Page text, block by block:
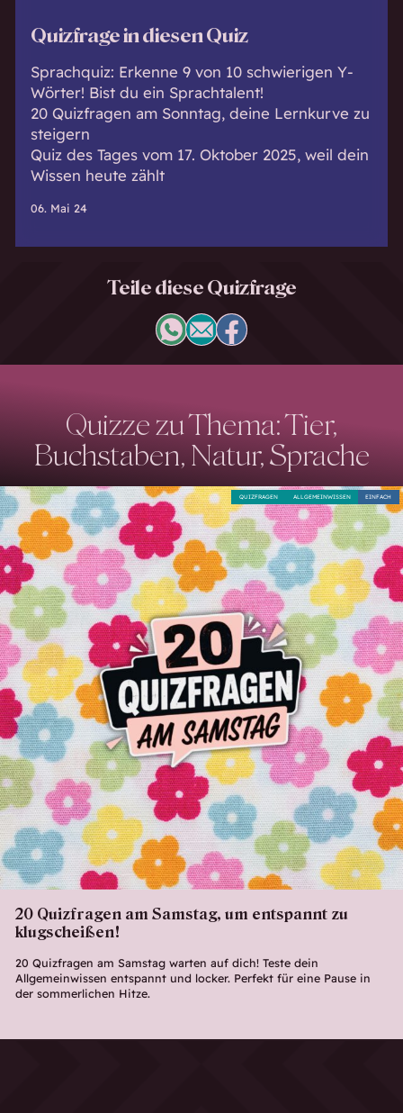
Quizfrage in diesen Quiz
Sprachquiz: Erkenne 9 von 10 schwierigen Y-
Wörter! Bist du ein Sprachtalent!
20 Quizfragen am Sonntag, deine Lernkurve zu
steigern
Quiz des Tages vom 17. Oktober 2025, weil dein
Wissen heute zählt
06. Mai 24
Teile diese Quizfrage
Quizze zu Thema: Tier,
Buchstaben, Natur, Sprache
20 Quizfragen am Samstag, um entspannt zu
klugscheißen!
20 Quizfragen am Samstag warten auf dich! Teste dein
Allgemeinwissen entspannt und locker. Perfekt für eine Pause in
der sommerlichen Hitze.
EINFACH
ALLGEMEINWISSEN
QUIZFRAGEN